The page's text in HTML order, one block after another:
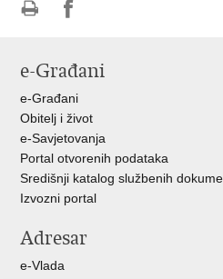
Facebooku
e-Građani
e-Građani
Obitelj i život
e-Savjetovanja
Portal otvorenih podataka
Središnji katalog službenih
Izvozni portal
Adresar
e-Vlada